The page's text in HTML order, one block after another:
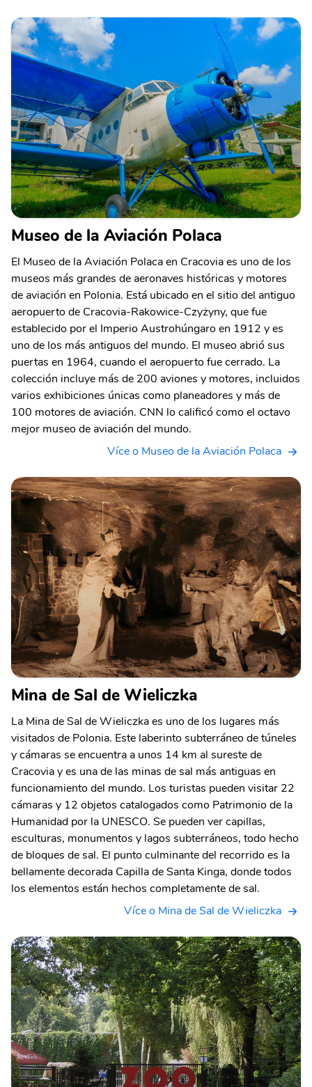
Museo de la Aviación Polaca
El Museo de la Aviación Polaca en Cracovia es uno de los
museos más grandes de aeronaves históricas y motores
de aviación en Polonia. Está ubicado en el sitio del antiguo
aeropuerto de Cracovia-Rakowice-Czyżyny, que fue
establecido por el Imperio Austrohúngaro en 1912 y es
uno de los más antiguos del mundo. El museo abrió sus
puertas en 1964, cuando el aeropuerto fue cerrado. La
colección incluye más de 200 aviones y motores, incluidos
varios exhibiciones únicas como planeadores y más de
100 motores de aviación. CNN lo calificó como el octavo
mejor museo de aviación del mundo.
Více o Museo de la Aviación Polaca
Mina de Sal de Wieliczka
La Mina de Sal de Wieliczka es uno de los lugares más
visitados de Polonia. Este laberinto subterráneo de túneles
y cámaras se encuentra a unos 14 km al sureste de
Cracovia y es una de las minas de sal más antiguas en
funcionamiento del mundo. Los turistas pueden visitar 22
cámaras y 12 objetos catalogados como Patrimonio de la
Humanidad por la UNESCO. Se pueden ver capillas,
esculturas, monumentos y lagos subterráneos, todo hecho
de bloques de sal. El punto culminante del recorrido es la
bellamente decorada Capilla de Santa Kinga, donde todos
los elementos están hechos completamente de sal.
Více o Mina de Sal de Wieliczka